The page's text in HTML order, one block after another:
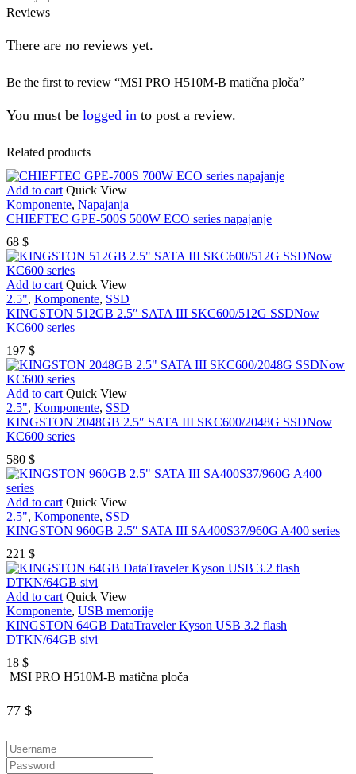
Reviews
There are no reviews yet.
Be the first to review “MSI PRO H510M-B matična ploča”
You must be logged in to post a review.
Related products
Add to cart Quick View
Komponente, Napajanja
CHIEFTEC GPE-500S 500W ECO series napajanje
68 $
Add to cart Quick View
2.5", Komponente, SSD
KINGSTON 512GB 2.5″ SATA III SKC600/512G SSDNow
KC600 series
197 $
Add to cart Quick View
2.5", Komponente, SSD
KINGSTON 2048GB 2.5″ SATA III SKC600/2048G SSDNow
KC600 series
580 $
Add to cart Quick View
2.5", Komponente, SSD
KINGSTON 960GB 2.5″ SATA III SA400S37/960G A400 series
221 $
Add to cart Quick View
Komponente, USB memorije
KINGSTON 64GB DataTraveler Kyson USB 3.2 flash
DTKN/64GB sivi
18 $
MSI PRO H510M-B matična ploča
77 $